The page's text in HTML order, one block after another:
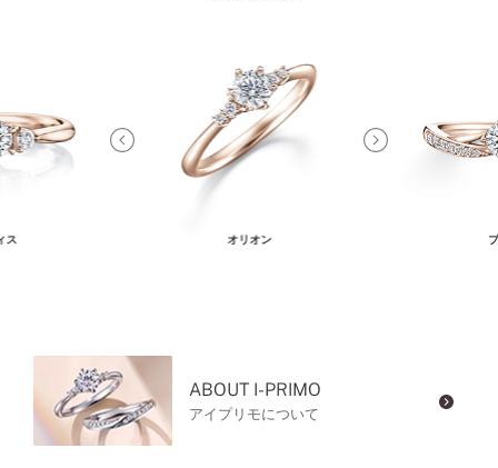
ス オリオン
ABOUT I-PRIMO
アイプリモについて